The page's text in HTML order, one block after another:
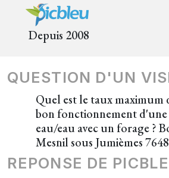
Depuis 2008
QUESTION D'UN
Quel est le taux
bon fonctionnement
eau/eau avec un forage ?
Mesnil sous Jumièmes
REPONSE DE